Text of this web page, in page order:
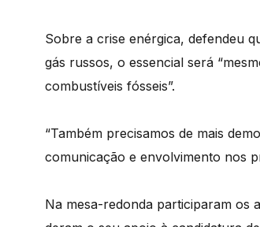
Sobre a crise enérgica, defendeu
gás russos, o essencial será
combustíveis fósseis”.
“Também precisamos de mais
comunicação e envolvimento nos
Na mesa-redonda participaram os